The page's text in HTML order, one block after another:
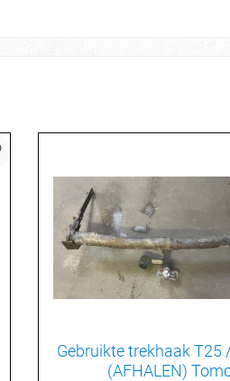
Gebruikte trekhaak T25
(AFHALEN)